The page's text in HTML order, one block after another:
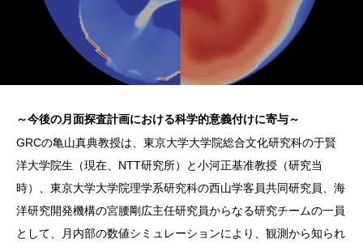
～今後の月面探査計画における科学的意義付けに寄与～
GRCの亀山真典教授は、東京大学大学院総合文化研究科の于賢
洋大学院生（現在、NTT研究所）と小河正基准教授（研究当
時）、東京大学大学院理学系研究科の西山学客員共同研究員、海
洋研究開発機構の宮腰剛広主任研究員からなる研究チームの一員
として、月内部の数値シミュレーションにより、観測から知られ